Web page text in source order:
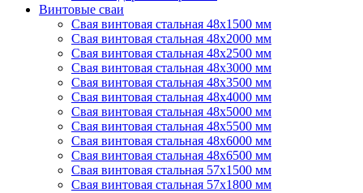
Винтовые сваи
Свая винтовая стальная 48х1500 мм
Свая винтовая стальная 48х2000 мм
Свая винтовая стальная 48х2500 мм
Свая винтовая стальная 48х3000 мм
Свая винтовая стальная 48х3500 мм
Свая винтовая стальная 48х4000 мм
Свая винтовая стальная 48х5000 мм
Свая винтовая стальная 48х5500 мм
Свая винтовая стальная 48х6000 мм
Свая винтовая стальная 48х6500 мм
Свая винтовая стальная 57х1500 мм
Свая винтовая стальная 57х1800 мм